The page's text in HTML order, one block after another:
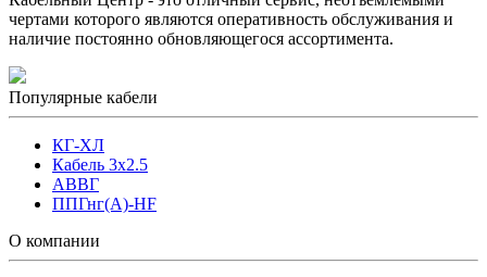
чертами которого являются оперативность обслуживания и
наличие постоянно обновляющегося ассортимента.
Популярные кабели
КГ-ХЛ
Кабель 3x2.5
АВВГ
ППГнг(А)-HF
О компании